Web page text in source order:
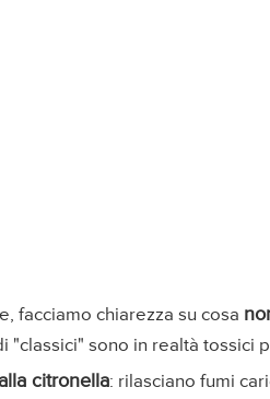
facciamo chiarezza su cosa
"classici" sono in realtà tossici
citronella: rilasciano fumi